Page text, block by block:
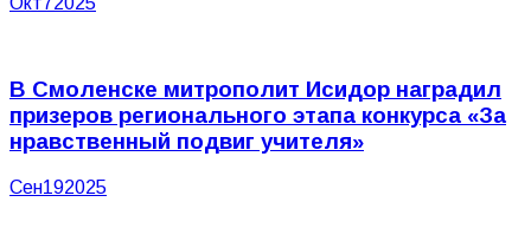
В Смоленске митрополит Исидор наградил
призеров регионального этапа конкурса «За
нравственный подвиг учителя»
Сен192025